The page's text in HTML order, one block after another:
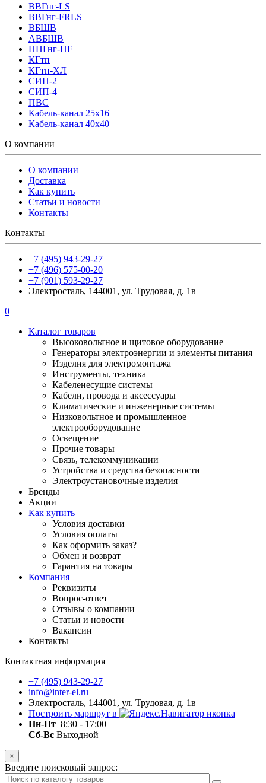
ВВГнг-LS
ВВГнг-FRLS
ВБШВ
АВБШВ
ППГнг-HF
КГтп
КГтп-ХЛ
СИП-2
СИП-4
ПВС
Кабель-канал 25х16
Кабель-канал 40х40
О компании
О компании
Доставка
Как купить
Статьи и новости
Контакты
Контакты
+7 (495) 943-29-27
+7 (496) 575-00-20
+7 (901) 593-29-27
Электросталь, 144001, ул. Трудовая, д. 1в
0
Каталог товаров
Высоковольтное и щитовое оборудование
Генераторы электроэнергии и элементы питания
Изделия для электромонтажа
Инструменты, техника
Кабеленесущие системы
Кабели, провода и аксессуары
Климатические и инженерные системы
Низковольтное и промышленное
электрооборудование
Освещение
Прочие товары
Связь, телекоммуникации
Устройства и средства безопасности
Электроустановочные изделия
Бренды
Акции
Как купить
Условия доставки
Условия оплаты
Как оформить заказ?
Обмен и возврат
Гарантия на товары
Компания
Реквизиты
Вопрос-ответ
Отзывы о компании
Статьи и новости
Вакансии
Контакты
Контактная информация
+7 (495) 943-29-27
info@inter-el.ru
Электросталь, 144001, ул. Трудовая, д. 1в
Построить маршрут в
Пн-Пт 8:30 - 17:00
Сб-Вс Выходной
×
Введите поисковый запрос: